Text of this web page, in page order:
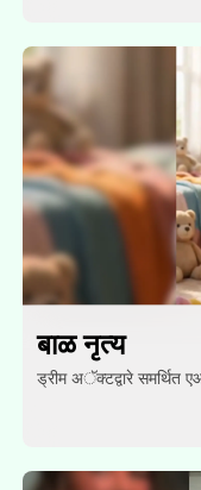
बाळ नृत्य
ड्रीम अॅक्टद्वारे समर्थित